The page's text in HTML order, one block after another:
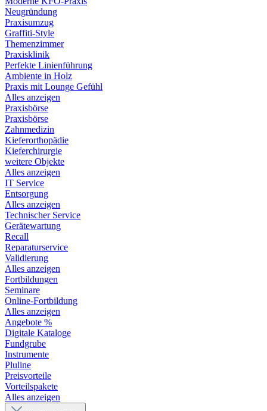
Neugründung
Praxisumzug
Graffiti-Style
Themenzimmer
Praxisklinik
Perfekte Linienführung
Ambiente in Holz
Praxis mit Lounge Gefühl
Alles anzeigen
Praxisbörse
Praxisbörse
Zahnmedizin
Kieferorthopädie
Kieferchirurgie
weitere Objekte
Alles anzeigen
IT Service
Entsorgung
Alles anzeigen
Technischer Service
Gerätewartung
Recall
Reparaturservice
Validierung
Alles anzeigen
Fortbildungen
Seminare
Online-Fortbildung
Alles anzeigen
Angebote %
Digitale Kataloge
Fundgrube
Instrumente
Pluline
Preisvorteile
Vorteilspakete
Alles anzeigen